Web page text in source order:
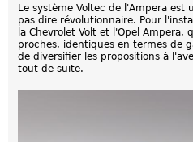
o
u
r
0
3
/
o
i
i
l
n
e
Le système Voltec de l'Ampera est
pas dire révolutionnaire. Pour
la Chevrolet Volt et l'Opel Ampera,
proches, identiques en termes de
de diversifier les propositions à
tout de suite.